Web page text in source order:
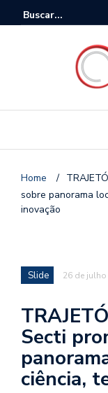
Home /
sobre panorama
inovação
Slide 26 de
Secti
ciência,